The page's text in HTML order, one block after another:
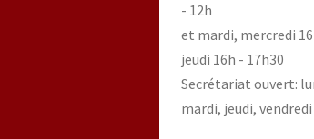
- 12h
et mardi, mercredi
jeudi 16h - 17h30
Secrétariat ouvert:
mardi, jeudi,